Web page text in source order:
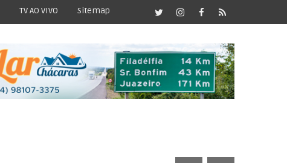
TV AO VIVO Sitemap